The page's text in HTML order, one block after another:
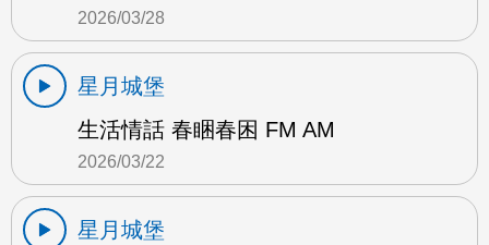
2026/03/28
星月城堡
生活情話 春睏春困 FM AM
2026/03/22
星月城堡